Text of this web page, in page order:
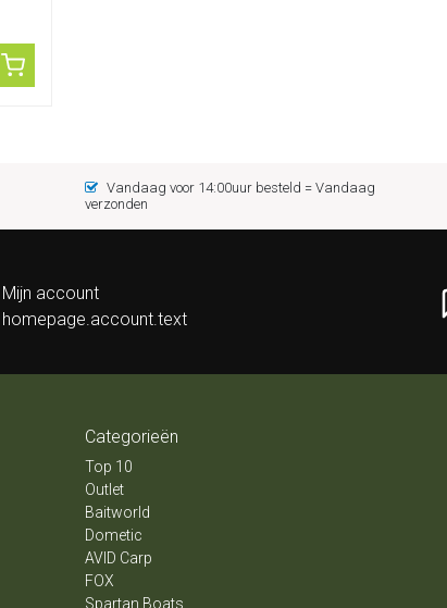
Vandaag voor 14:00uur besteld = Vandaag
verzonden
Mijn account
homepage.account.text
Categorieën
Top 10
Outlet
Baitworld
Dometic
AVID Carp
FOX
Spartan Boats